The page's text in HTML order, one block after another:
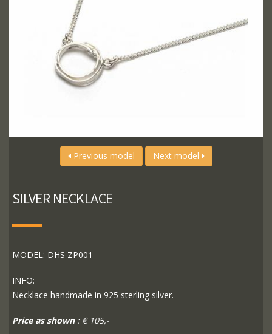
Previous model Next model
SILVER NECKLACE
MODEL: DHS ZP001
INFO:
Necklace handmade in 925 sterling silver.
Price as shown: € 105,-